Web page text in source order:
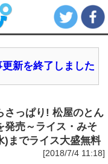
新を終了しました
さっぱり! 松屋のとん
発売～ライス・みそ
)までライス大盛無料
[2018/7/4 11:18]